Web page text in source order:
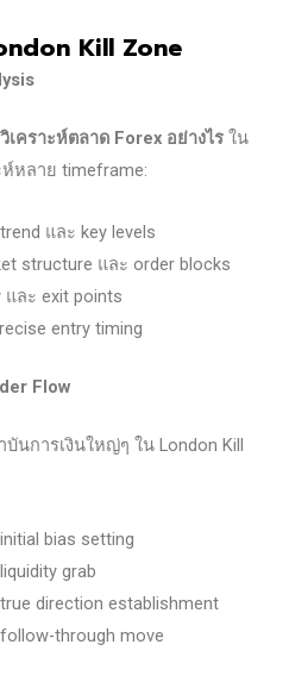
Kill Zone
เคราะห์ตลาด Forex อย่างไร ใน
หลาย timeframe:
และ key levels
structure และ order blocks
และ exit points
entry timing
Flow
นการเงินใหญ่ๆ ใน London Kill
bias setting
grab
direction establishment
through move